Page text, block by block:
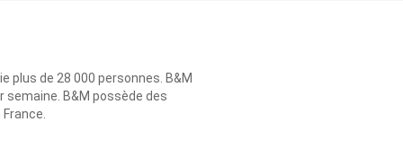
plus de 28 000 personnes. B&M
B&M possède des